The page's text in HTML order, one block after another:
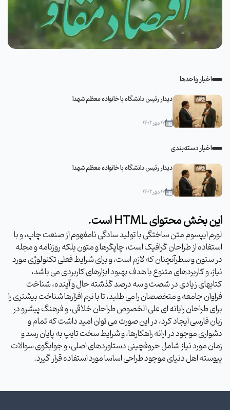
اخبار واحدها
دیدار رئیس دانشگاه با خانواده معظم شهدا
۱۷ مهر ۱۴۰۲
اخبار دسته‌بندی
دیدار رئیس دانشگاه با خانواده معظم شهدا
۱۷ مهر ۱۴۰۲
این بخش محتوای HTML است.
لورم ایپسوم متن ساختگی با تولید سادگی نامفهوم از صنعت چاپ، و با
استفاده از طراحان گرافیک است، چاپگرها و متون بلکه روزنامه و مجله
در ستون و سطرآنچنان که لازم است، و برای شرایط فعلی تکنولوژی مورد
نیاز، و کاربردهای متنوع با هدف بهبود ابزارهای کاربردی می باشد،
کتابهای زیادی در شصت و سه درصد گذشته حال و آینده، شناخت
فراوان جامعه و متخصصان را می طلبد، تا با نرم افزارها شناخت بیشتری را
برای طراحان رایانه ای علی الخصوص طراحان خلاقی، و فرهنگ پیشرو در
زبان فارسی ایجاد کرد، در این صورت می توان امید داشت که تمام و
دشواری موجود در ارائه راهکارها، و شرایط سخت تایپ به پایان رسد و
زمان مورد نیاز شامل حروفچینی دستاوردهای اصلی، و جوابگوی سوالات
پیوسته اهل دنیای موجود طراحی اساسا مورد استفاده قرار گیرد.